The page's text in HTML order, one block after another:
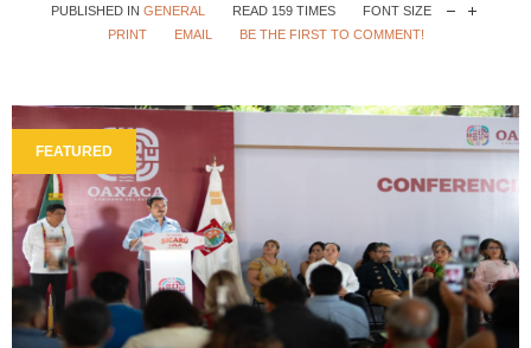
PUBLISHED IN GENERAL READ 159 TIMES
FONT SIZE
PRINT
EMAIL BE THE FIRST TO COMMENT!
FEATURED